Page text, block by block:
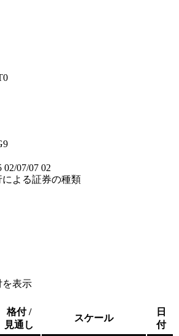
07/07 02
による証券の種類
を表示
格付 /
見通し
スケール
日
付